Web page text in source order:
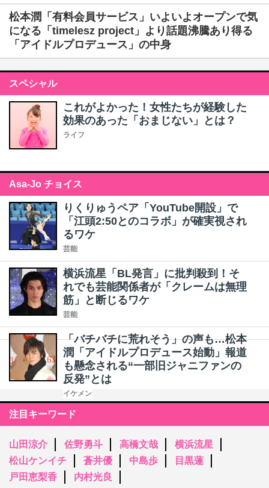
松本潤「有料会員サービス」いよいよオープンで気
になる「timelesz project」より話題沸騰あり得る
「アイドルプロデュース」の中身
スペシャル
これがよかった！女性たちが経験した
効果のあった「おまじない」とは？
ライフ
Asa-Jo チョイス
りくりゅうペア「YouTube開設」で
「江頭2:50とのコラボ」が確実視され
るワケ
芸能
横浜流星「BL発言」に批判殺到！そ
れでも芸能関係者が「クレームは無理
筋」と断じるワケ
芸能
「バチバチに荒れそう」の声も…松本
潤「アイドルプロデュース始動」報道
も懸念される“一部旧ジャニファンの
反発”とは
イケメン
注目キーワード
山田涼介 佐野勇斗 高橋文哉
横浜流星
松山ケンイチ
蒼井優 中島歩
目黒蓮
戸田恵梨香
内村光良